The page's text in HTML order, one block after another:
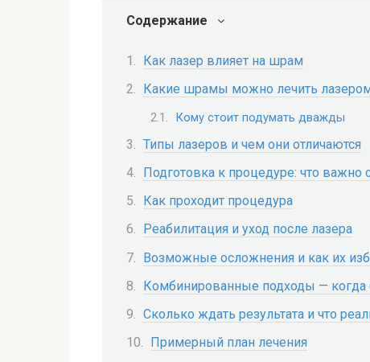
Содержание
Как лазер влияет на шрам
Какие шрамы можно лечить
Кому стоит подумать дважды
Типы лазеров и чем они отличаются
Подготовка к процедуре: что важно
Как проходит процедура
Реабилитация и уход после лазера
Возможные осложнения и как их
Комбинированные подходы — когда
Сколько ждать результата и что
Примерный план лечения